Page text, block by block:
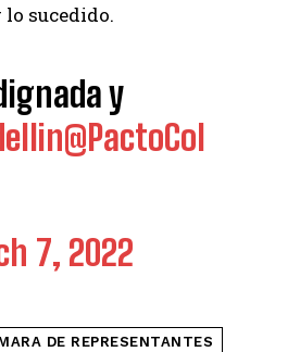
sucedido.
y
@PactoCol
7, 2022
DE REPRESENTANTES